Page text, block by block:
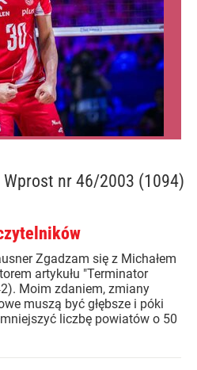
nr 46/2003 (1094)
Zgadzam się z Michałem
artykułu "Terminator
Moim zdaniem, zmiany
muszą być głębsze i póki
liczbę powiatów o 50